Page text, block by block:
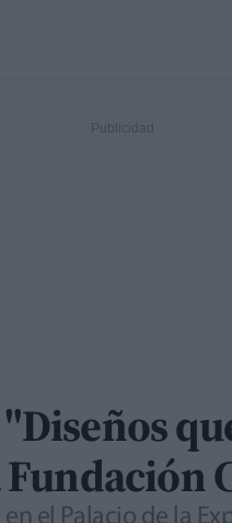
el Palacio de la